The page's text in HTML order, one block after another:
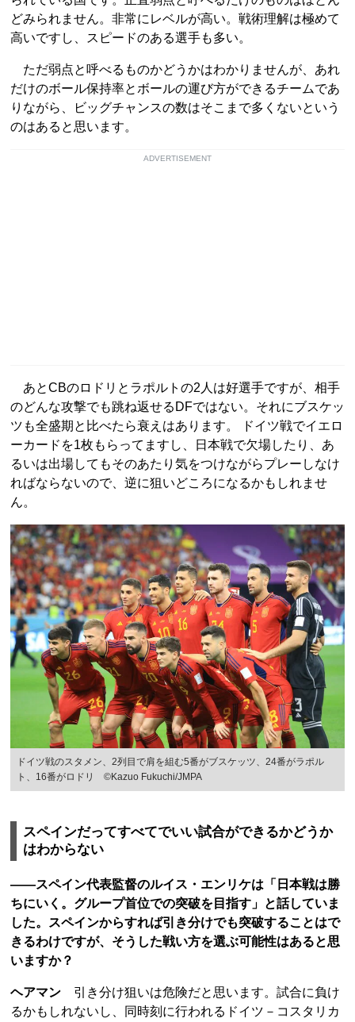
どみられません。非常にレベルが高い。戦術理解は極めて
高いですし、スピードのある選手も多い。
ただ弱点と呼べるものかどうかはわかりませんが、あれ
だけのボール保持率とボールの運び方ができるチームであ
りながら、ビッグチャンスの数はそこまで多くないという
のはあると思います。
ADVERTISEMENT
あとCBのロドリとラポルトの2人は好選手ですが、相手
のどんな攻撃でも跳ね返せるDFではない。それにブスケッ
ツも全盛期と比べたら衰えはあります。 ドイツ戦でイエロ
ーカードを1枚もらってますし、日本戦で欠場したり、あ
るいは出場してもそのあたり気をつけながらプレーしなけ
ればならないので、逆に狙いどころになるかもしれませ
ん。
ドイツ戦のスタメン、2列目で肩を組む5番がブスケッツ、24番がラポル
ト、16番がロドリ ©Kazuo Fukuchi/JMPA
スペインだってすべてでいい試合ができるかどうか
はわからない
――スペイン代表監督のルイス・エンリケは「日本戦は勝
ちにいく。グループ首位での突破を目指す」と話していま
した。スペインからすれば引き分けでも突破することはで
きるわけですが、そうした戦い方を選ぶ可能性はあると思
いますか？
ヘアマン 引き分け狙いは危険だと思います。試合に負け
るかもしれないし、同時刻に行われるドイツ－コスタリカ